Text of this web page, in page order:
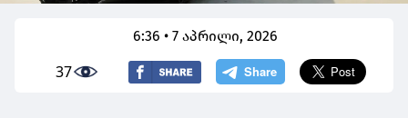
6:36 • 7 აპრილი, 2026
37